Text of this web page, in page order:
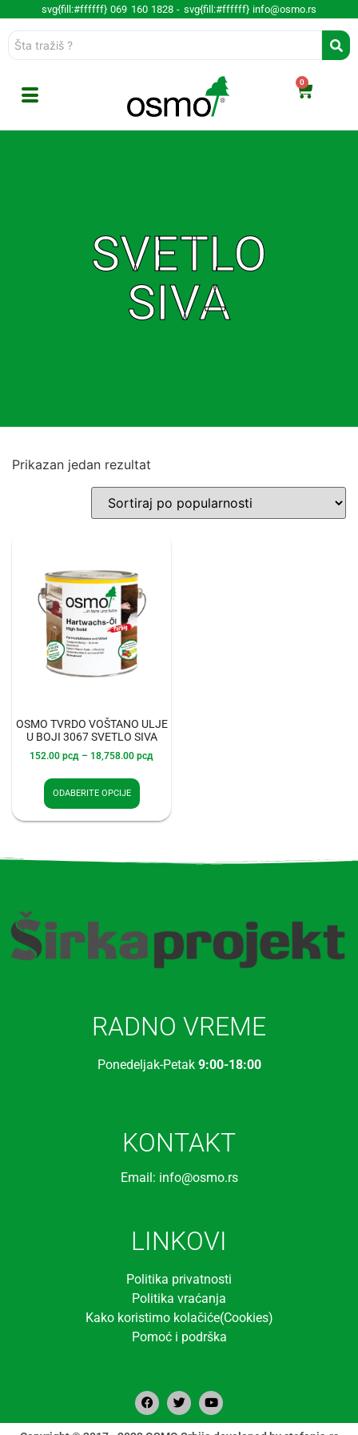
svg{fill:#ffffff} 069 160 1828 - svg{fill:#ffffff} info@osmo.rs
0
SVETLO
SIVA
Prikazan jedan rezultat
OSMO TVRDO VOŠTANO ULJE
U BOJI 3067 SVETLO SIVA
152.00 рсд – 18,758.00 рсд
ODABERITE OPCIJE
RADNO VREME
Ponedeljak-Petak9:00-18:00
KONTAKT
Email: info@osmo.rs
LINKOVI
Politika privatnosti
Politika vraćanja
Kako koristimo kolačiće(Cookies)
Pomoć i podrška